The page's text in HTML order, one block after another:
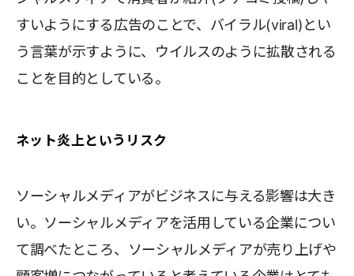
すいようにする広告のことで、バイラル(viral)とい
う言葉が示すように、ウイルスのように拡散される
ことを目的としている。
ネット炎上というリスク
ソーシャルメディアがビジネスに与える影響は大き
い。ソーシャルメディアを活用している企業につい
て調べたところ、ソーシャルメディアが売り上げや